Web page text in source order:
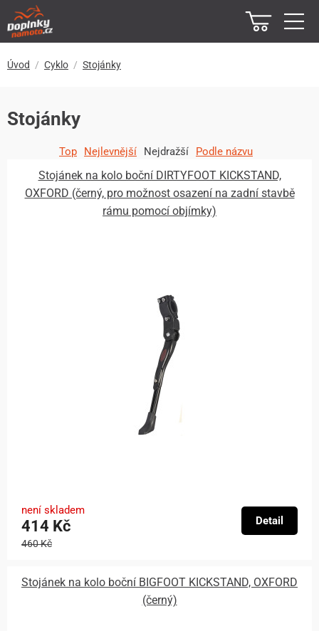
Úvod Cyklo Stojánky
Stojánky
Top Nejlevnější Nejdražší Podle názvu
Stojánek na kolo boční DIRTYFOOT KICKSTAND,
OXFORD (černý, pro možnost osazení na zadní stavbě
rámu pomocí objímky)
není skladem
414 Kč
460 Kč
Detail
Stojánek na kolo boční BIGFOOT KICKSTAND, OXFORD
(černý)